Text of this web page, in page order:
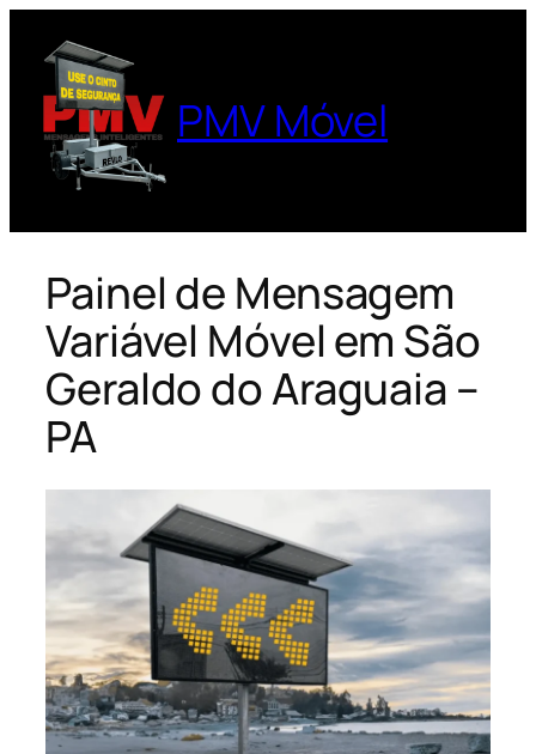
para
conteúdo
PMV Móvel
Painel de Mensagem
Variável Móvel em São
Geraldo do Araguaia –
PA